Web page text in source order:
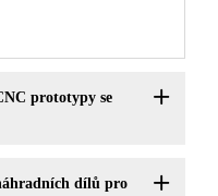
prototypy se
dílů pro